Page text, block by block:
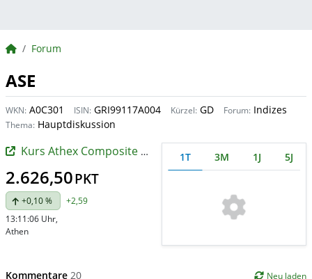
BörsenNEWS.de
Forum
ASE
WKN: A0C301 ISIN: GRI99117A004 Kürzel: GD Forum: Indizes
Thema: Hauptdiskussion
Kurs Athex Composite Share Price Index
2.626,50PKT
+0,10 %
+2,59
13:11:06 Uhr,
Athen
1T 3M 1J 5J
Kommentare 20 Neu laden